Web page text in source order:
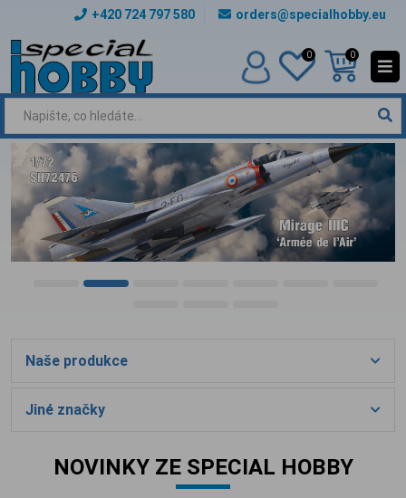
orders@specialhobby.eu
+420 724 797 580
0 0
Naše produkce
Jiné značky
NOVINKY ZE SPECIAL HOBBY